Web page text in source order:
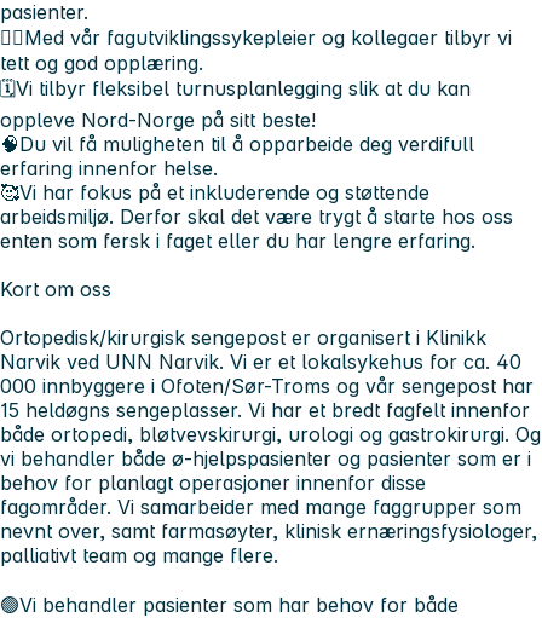
pasienter.
🧑‍⚕️Med vår fagutviklingssykepleier og kollegaer tilbyr vi
tett og god opplæring.
🗓️Vi tilbyr fleksibel turnusplanlegging slik at du kan
oppleve Nord-Norge på sitt beste!
🧠Du vil få muligheten til å opparbeide deg verdifull
erfaring innenfor helse.
🥰Vi har fokus på et inkluderende og støttende
arbeidsmiljø. Derfor skal det være trygt å starte hos oss
enten som fersk i faget eller du har lengre erfaring.
Kort om oss
Ortopedisk/kirurgisk sengepost er organisert i Klinikk
Narvik ved UNN Narvik. Vi er et lokalsykehus for ca. 40
000 innbyggere i Ofoten/Sør-Troms og vår sengepost har
15 heldøgns sengeplasser. Vi har et bredt fagfelt innenfor
både ortopedi, bløtvevskirurgi, urologi og gastrokirurgi. Og
vi behandler både ø-hjelpspasienter og pasienter som er i
behov for planlagt operasjoner innenfor disse
fagområder. Vi samarbeider med mange faggrupper som
nevnt over, samt farmasøyter, klinisk ernæringsfysiologer,
palliativt team og mange flere.
🟢Vi behandler pasienter som har behov for både